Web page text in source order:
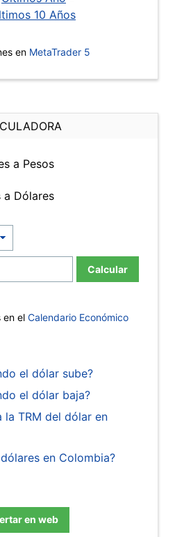
10 Años
en MetaTrader 5
a Pesos
a Dólares
Calcular
en el Calendario Económico
el dólar sube?
el dólar baja?
la TRM del dólar en
en Colombia?
en web